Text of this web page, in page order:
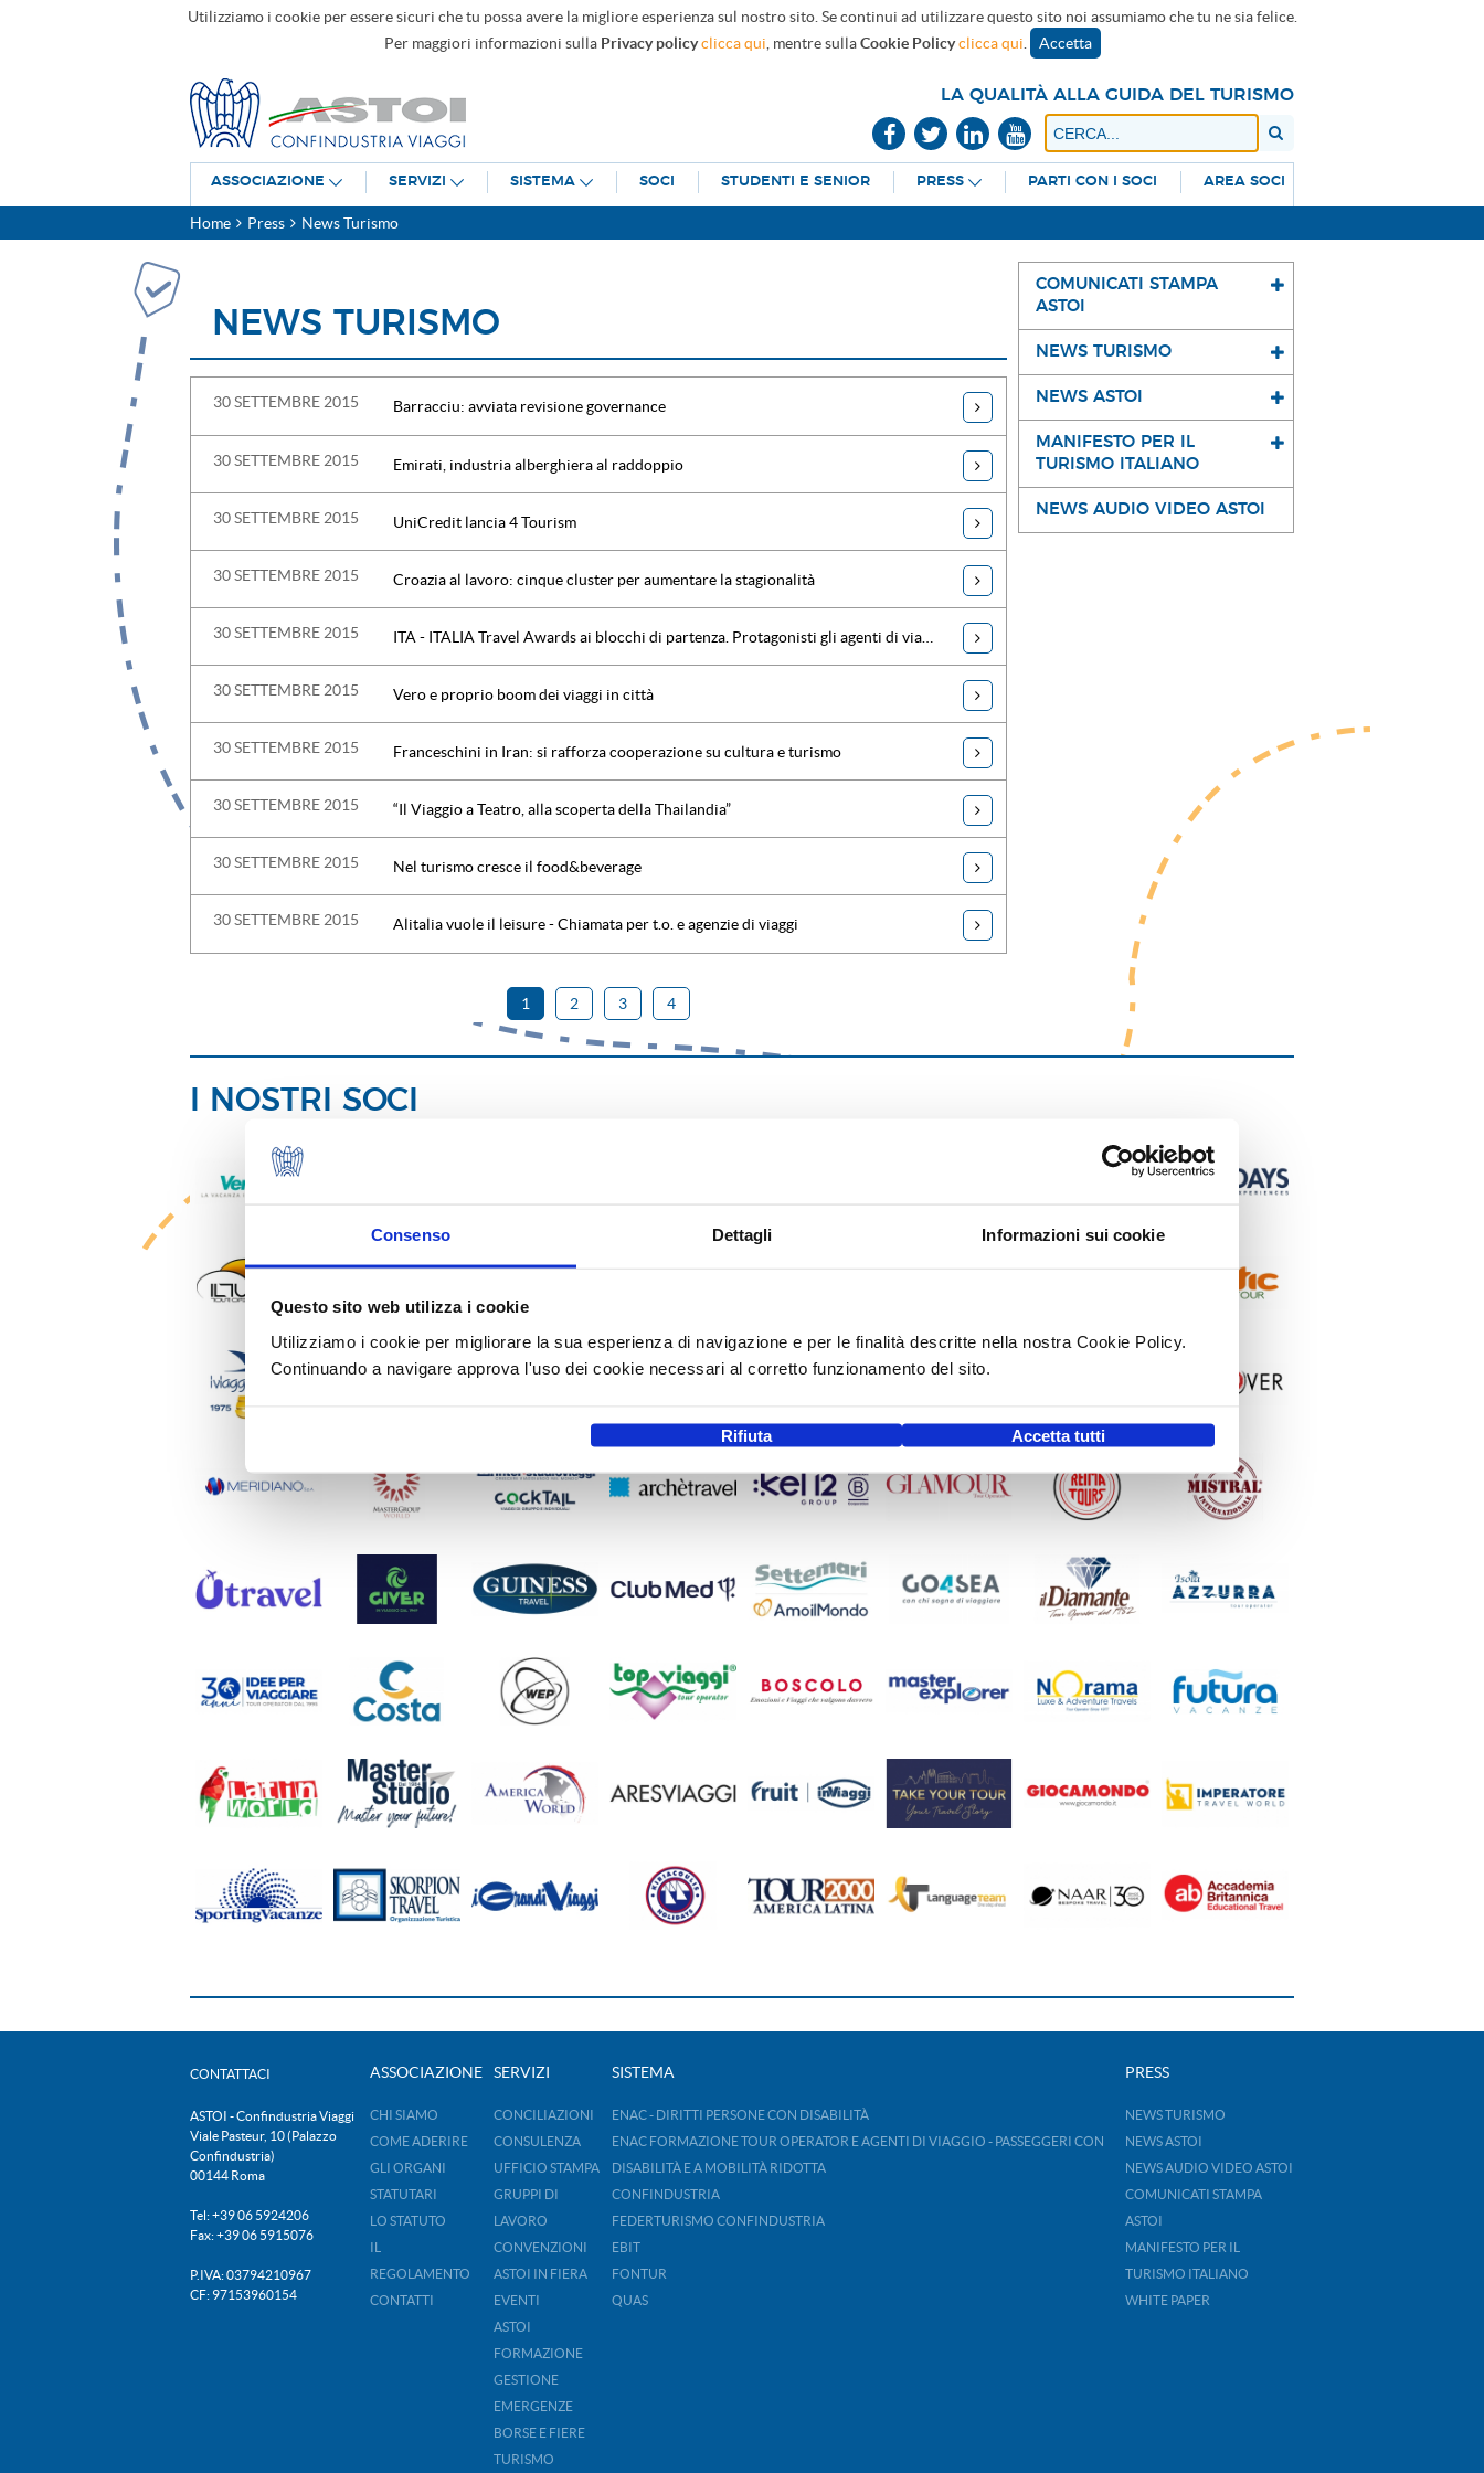
Consenso Dettagli Informazioni sui cookie
Questo sito web utilizza i cookie
Utilizziamo i cookie per migliorare la sua esperienza di navigazione e per le finalità descritte nella nostra Cookie Policy.
Continuando a navigare approva l'uso dei cookie necessari al corretto funzionamento del sito.
Rifiuta Accetta tutti
Utilizziamo i cookie per essere sicuri che tu possa avere la migliore esperienza sul nostro sito. Se continui ad utilizzare questo sito noi assumiamo che tu ne sia felice.
Per maggiori informazioni sulla Privacy policy clicca qui , mentre sullaCookie Policy clicca qui Accetta
LA QUALITÀ ALLA GUIDA DEL TURISMO
ASSOCIAZIONE SERVIZI SISTEMA SOCI STUDENTI E SENIOR PRESS PARTI CON I SOCI AREA SOCI
Home Press News Turismo
COMUNICATI STAMPA
ASTOI
NEWS TURISMO
NEWS ASTOI
MANIFESTO PER IL
TURISMO ITALIANO
NEWS AUDIO VIDEO ASTOI
NEWS TURISMO
30 SETTEMBRE 2015 Barracciu: avviata revisione governance
30 SETTEMBRE 2015 Emirati, industria alberghiera al raddoppio
30 SETTEMBRE 2015 UniCredit lancia 4 Tourism
30 SETTEMBRE 2015 Croazia al lavoro: cinque cluster per aumentare la stagionalità
30 SETTEMBRE 2015 ITA - ITALIA Travel Awards ai blocchi di partenza. Protagonisti gli agenti di viaggio
30 SETTEMBRE 2015 Vero e proprio boom dei viaggi in città
30 SETTEMBRE 2015 Franceschini in Iran: si rafforza cooperazione su cultura e turismo
30 SETTEMBRE 2015 “Il Viaggio a Teatro, alla scoperta della Thailandia”
30 SETTEMBRE 2015 Nel turismo cresce il food&beverage
30 SETTEMBRE 2015 Alitalia vuole il leisure - Chiamata per t.o. e agenzie di viaggi
1 2 3 4
I NOSTRI SOCI
CONTATTACI
ASTOI - Confindustria Viaggi
Viale Pasteur, 10 (Palazzo
Confindustria)
00144 Roma
Tel: +39 06 5924206
Fax: +39 06 5915076
P.IVA: 03794210967
CF: 97153960154
ASSOCIAZIONE
CHI SIAMO
COME ADERIRE
GLI ORGANI
STATUTARI
LO STATUTO
REGOLAMENTO
CONTATTI
SERVIZI
CONCILIAZIONI
CONSULENZA
UFFICIO STAMPA
GRUPPI DI
LAVORO
CONVENZIONI
ASTOI IN FIERA
EVENTI
ASTOI
FORMAZIONE
GESTIONE
EMERGENZE
BORSE E FIERE
TURISMO
SISTEMA
ENAC - DIRITTI PERSONE CON DISABILITÀ
ENAC FORMAZIONE TOUR OPERATOR E AGENTI DI VIAGGIO - PASSEGGERI CON
DISABILITÀ E A MOBILITÀ RIDOTTA
CONFINDUSTRIA
FEDERTURISMO CONFINDUSTRIA
EBIT
FONTUR
QUAS
PRESS
NEWS TURISMO
NEWS ASTOI
NEWS AUDIO VIDEO ASTOI
COMUNICATI STAMPA
ASTOI
MANIFESTO PER IL
TURISMO ITALIANO
WHITE PAPER